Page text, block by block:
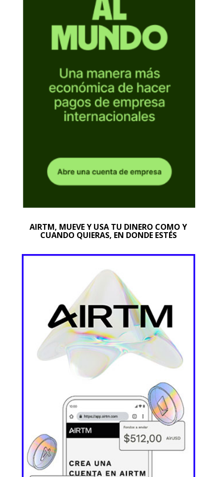
AIRTM, MUEVE Y USA TU DINERO COMO Y
CUANDO QUIERAS, EN DONDE ESTÉS